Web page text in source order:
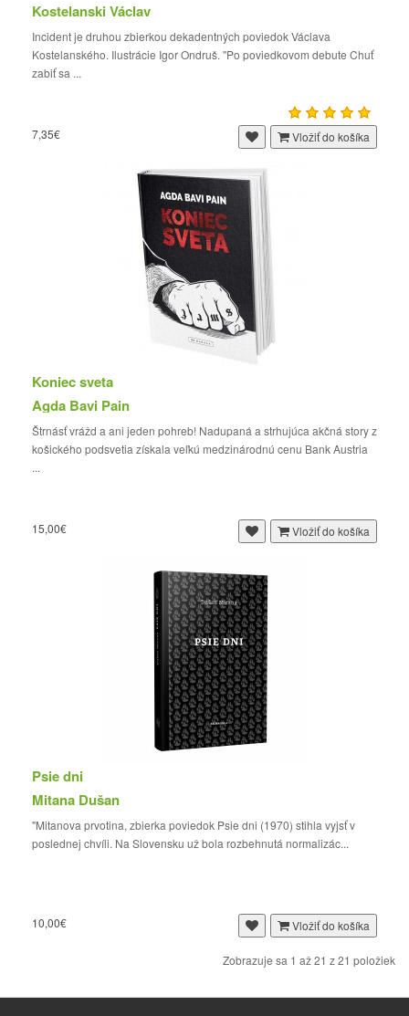
Kostelanski Václav
​Incident je druhou zbierkou dekadentných poviedok Václava
Kostelanského. Ilustrácie Igor Ondruš. "Po poviedkovom debute Chuť
zabiť sa ...
7,35€ Vložiť do košíka
Koniec sveta
Agda Bavi Pain
Štrnásť vrážd a ani jeden pohreb! Nadupaná a strhujúca akčná story z
košického podsvetia získala veľkú medzinárodnú cenu Bank Austria
...
15,00€ Vložiť do košíka
Psie dni
Mitana Dušan
"Mitanova prvotina, zbierka poviedok Psie dni (1970) stihla vyjsť v
poslednej chvíli. Na Slovensku už bola rozbehnutá normalizác...
10,00€ Vložiť do košíka
Zobrazuje sa 1 až 21 z 21 položiek